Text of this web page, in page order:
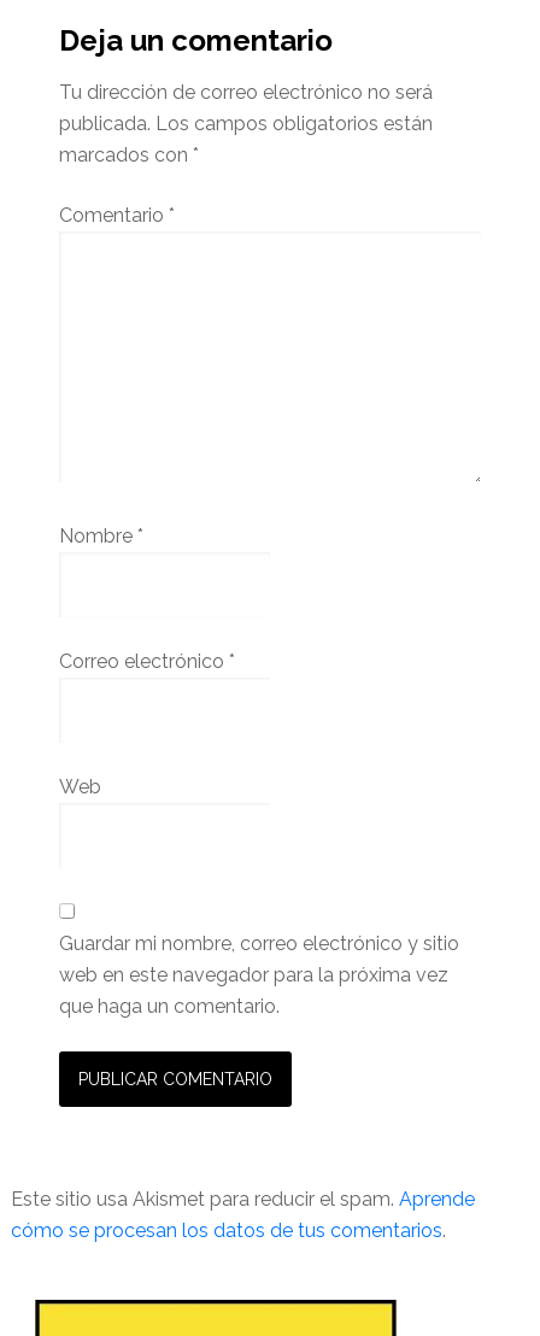
Deja un comentario
Tu dirección de correo electrónico no será
publicada. Los campos obligatorios están
marcados con *
Comentario *
Nombre *
Correo electrónico *
Web
Guardar mi nombre, correo electrónico y sitio
web en este navegador para la próxima vez
que haga un comentario.
Este sitio usa Akismet para reducir el spam. Aprende
cómo se procesan los datos de tus comentarios.
Barra